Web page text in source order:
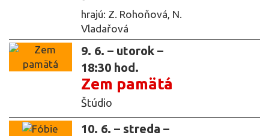
hrajú: Z. Rohoňová, N.
Vladařová
9. 6. – utorok –
18:30 hod.
Zem pamätá
Štúdio
10. 6. – streda –